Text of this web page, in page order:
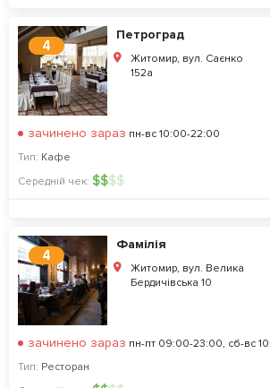
4
Петроград
Житомир, вул. Саєнко
152а
зачинено зараз пн-вс 10:00-22:00
Тип: Кафе
Середній чек: $$$$
4
Фамілія
Житомир, вул. Велика
Бердичівська 10
зачинено зараз пн-пт 09:00-23:00, сб-вс
Тип: Ресторан